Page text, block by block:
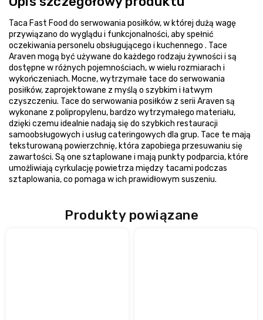
Produkty powiązane
Taca Fast Food do serwowania posiłków, w której dużą wagę
przywiązano do wyglądu i funkcjonalności, aby spełnić
oczekiwania personelu obsługującego i kuchennego . Tace
Araven mogą być używane do każdego rodzaju żywności i są
dostępne w różnych pojemnościach, w wielu rozmiarach i
wykończeniach. Mocne, wytrzymałe tace do serwowania
posiłków, zaprojektowane z myślą o szybkim i łatwym
czyszczeniu. Tace do serwowania posiłków z serii Araven są
wykonane z polipropylenu, bardzo wytrzymałego materiału,
dzięki czemu idealnie nadają się do szybkich restauracji
samoobsługowych i usług cateringowych dla grup. Tace te mają
teksturowaną powierzchnię, która zapobiega przesuwaniu się
zawartości. Są one sztaplowane i mają punkty podparcia, które
umożliwiają cyrkulację powietrza między tacami podczas
sztaplowania, co pomaga w ich prawidłowym suszeniu.